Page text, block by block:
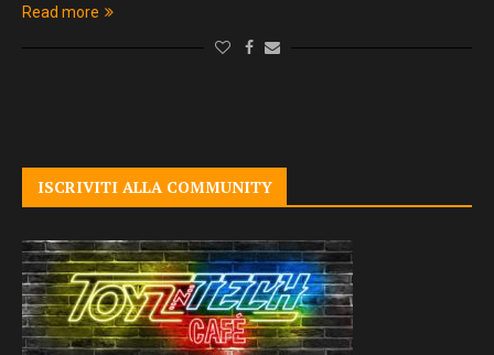
Read more
ISCRIVITI ALLA COMMUNITY